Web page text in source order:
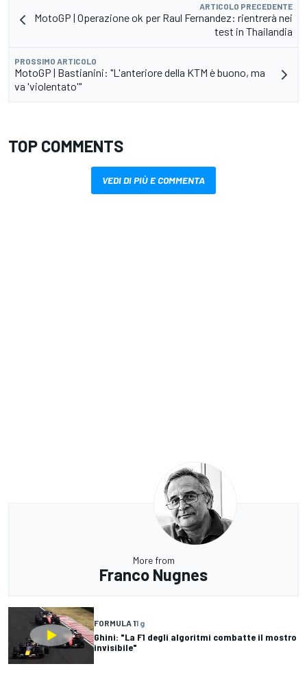
ARTICOLO PRECEDENTE
MotoGP | Operazione ok per Raul Fernandez: rientrerà nei
test in Thailandia
PROSSIMO ARTICOLO
MotoGP | Bastianini: "L'anteriore della KTM è buono, ma
va 'violentato'"
TOP COMMENTS
VEDI DI PIÙ E COMMENTA
More from
Franco Nugnes
FORMULA 11 g
Ghini: "La F1 degli algoritmi combatte il mostro
invisibile"